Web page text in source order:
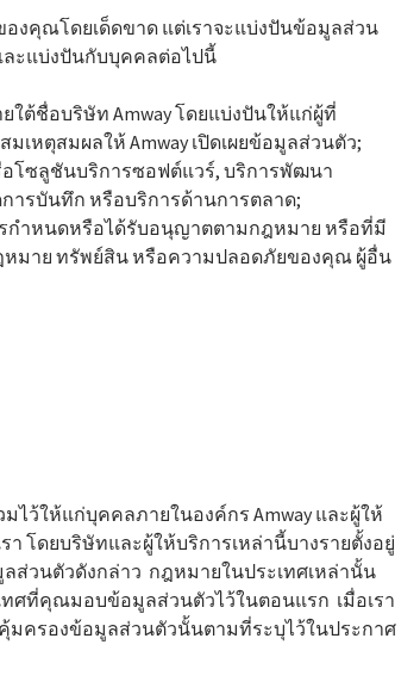
องคุณโดยเด็ดขาด แต่เราจะแบ่งปันข้อมูลส่วน
ะแบ่งปันกับบุคคลต่อไปนี้
ต้ชื่อบริษัท Amway โดยแบ่งปันให้แก่ผู้ที่
เหตุสมผลให้ Amway เปิดเผยข้อมูลส่วนตัว;
โซลูชันบริการซอฟต์แวร์, บริการพัฒนา
ารบันทึก หรือบริการด้านการตลาด;
กำหนดหรือได้รับอนุญาตตามกฎหมาย หรือที่มี
หมาย ทรัพย์สิน หรือความปลอดภัยของคุณ ผู้อื่น
ไว้ให้แก่บุคคลภายในองค์กร Amway และผู้ให้
โดยบริษัทและผู้ให้บริการเหล่านี้บางรายตั้งอยู่
ส่วนตัวดังกล่าว กฎหมายในประเทศเหล่านั้น
ศที่คุณมอบข้อมูลส่วนตัวไว้ในตอนแรก เมื่อเรา
มครองข้อมูลส่วนตัวนั้นตามที่ระบุไว้ในประกาศ